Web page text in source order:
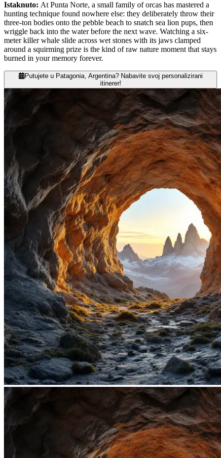
Istaknuto: At Punta Norte, a small family of orcas has mastered a
hunting technique found nowhere else: they deliberately throw their
three-ton bodies onto the pebble beach to snatch sea lion pups, then
wriggle back into the water before the next wave. Watching a six-
meter killer whale slide across wet stones with its jaws clamped
around a squirming prize is the kind of raw nature moment that stays
burned in your memory forever.
Putujete u Patagonia, Argentina? Nabavite svoj personalizirani
itinerer!